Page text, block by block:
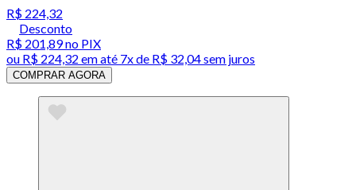
R$ 224,32
Desconto
R$ 201,89no PIX
ou R$ 224,32 em até 7x de R$ 32,04 sem juros
COMPRAR AGORA